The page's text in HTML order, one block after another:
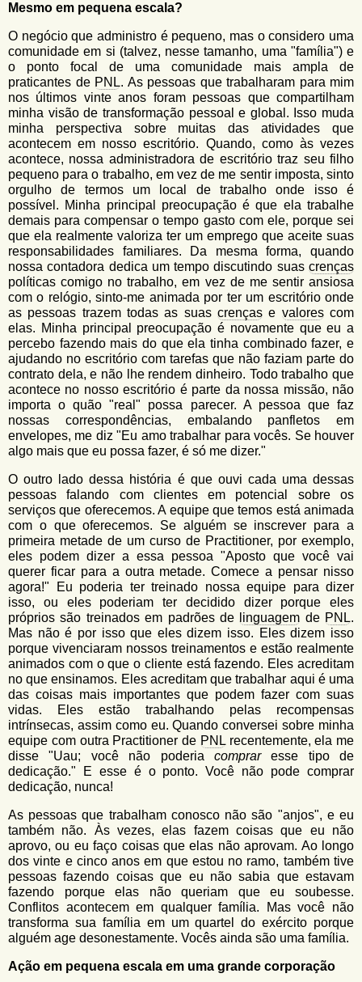
Mesmo em pequena escala?
O negócio que administro é pequeno, mas o considero uma
comunidade em si (talvez, nesse tamanho, uma "família") e
o ponto focal de uma comunidade mais ampla de
praticantes de PNL. As pessoas que trabalharam para mim
nos últimos vinte anos foram pessoas que compartilham
minha visão de transformação pessoal e global. Isso muda
minha perspectiva sobre muitas das atividades que
acontecem em nosso escritório. Quando, como às vezes
acontece, nossa administradora de escritório traz seu filho
pequeno para o trabalho, em vez de me sentir imposta, sinto
orgulho de termos um local de trabalho onde isso é
possível. Minha principal preocupação é que ela trabalhe
demais para compensar o tempo gasto com ele, porque sei
que ela realmente valoriza ter um emprego que aceite suas
responsabilidades familiares. Da mesma forma, quando
nossa contadora dedica um tempo discutindo suas crenças
políticas comigo no trabalho, em vez de me sentir ansiosa
com o relógio, sinto-me animada por ter um escritório onde
as pessoas trazem todas as suas crenças e valorescom
elas. Minha principal preocupação é novamente que eu a
percebo fazendo mais do que ela tinha combinado fazer, e
ajudando no escritório com tarefas que não faziam parte do
contrato dela, e não lhe rendem dinheiro. Todo trabalho que
acontece no nosso escritório é parte da nossa missão, não
importa o quão "real" possa parecer. A pessoa que faz
nossas correspondências, embalando panfletos em
envelopes, me diz "Eu amo trabalhar para vocês. Se houver
algo mais que eu possa fazer, é só me dizer."
O outro lado dessa história é que ouvi cada uma dessas
pessoas falando com clientes em potencial sobre os
serviços que oferecemos. A equipe que temos está animada
com o que oferecemos. Se alguém se inscrever para a
primeira metade de um curso de Practitioner, por exemplo,
eles podem dizer a essa pessoa "Aposto que você vai
querer ficar para a outra metade. Comece a pensar nisso
agora!" Eu poderia ter treinado nossa equipe para dizer
isso, ou eles poderiam ter decidido dizer porque eles
próprios são treinados em padrões de
linguagem de PNL.
Mas não é por isso que eles dizem isso. Eles dizem isso
porque vivenciaram nossos treinamentos e estão realmente
animados com o que o cliente está fazendo. Eles acreditam
no que ensinamos. Eles acreditam que trabalhar aqui é uma
das coisas mais importantes que podem fazer com suas
vidas. Eles estão trabalhando pelas recompensas
intrínsecas, assim como eu. Quando conversei sobre minha
equipe com outra Practitioner de PNLrecentemente, ela me
disse "Uau; você não poderia compraresse tipo de
dedicação." E esse é o ponto. Você não pode comprar
dedicação, nunca!
As pessoas que trabalham conosco não são "anjos", e eu
também não. Às vezes, elas fazem coisas que eu não
aprovo, ou eu faço coisas que elas não aprovam. Ao longo
dos vinte e cinco anos em que estou no ramo, também tive
pessoas fazendo coisas que eu não sabia que estavam
fazendo porque elas não queriam que eu soubesse.
Conflitos acontecem em qualquer família. Mas você não
transforma sua família em um quartel do exército porque
alguém age desonestamente. Vocês ainda são uma família.
Ação em pequena escala em uma grande corporação